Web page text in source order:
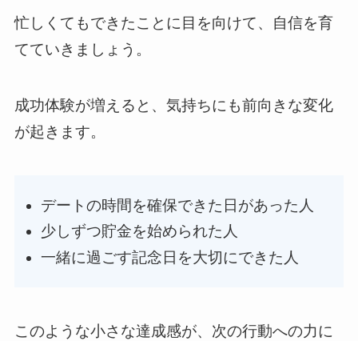
忙しくてもできたことに目を向けて、自信を育
てていきましょう。
成功体験が増えると、気持ちにも前向きな変化
が起きます。
デートの時間を確保できた日があった人
少しずつ貯金を始められた人
一緒に過ごす記念日を大切にできた人
このような小さな達成感が、次の行動への力に